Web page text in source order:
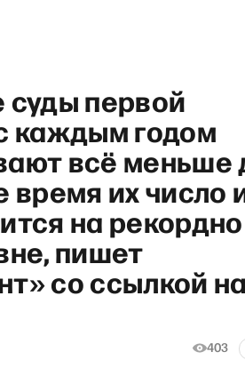
суды первой
каждым годом
всё меньше
время их число
на рекордно
пишет
со ссылкой на
403
с Максимом